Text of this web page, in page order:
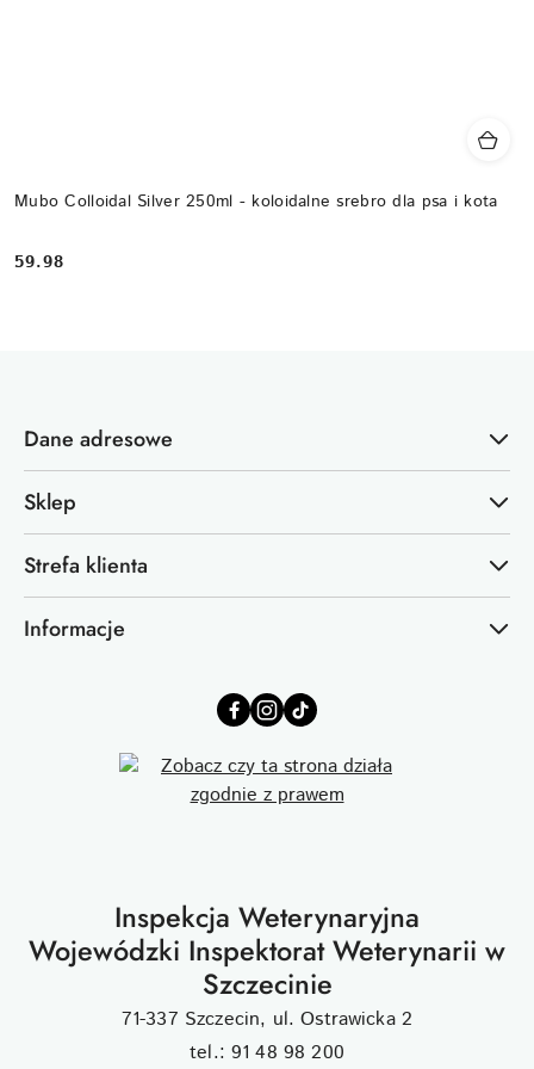
Mubo Colloidal Silver 250ml - koloidalne srebro dla psa i kota
Cena:
59.98
Dane adresowe
Sklep
Strefa klienta
Informacje
Inspekcja Weterynaryjna
Wojewódzki Inspektorat Weterynarii w
Szczecinie
71-337 Szczecin, ul. Ostrawicka 2
tel.: 91 48 98 200